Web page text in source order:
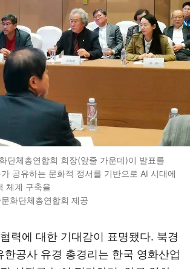
단체총연합회 회장(앞줄 가운데)이 발표를
공유하는 문화적 정서를 기반으로 AI 시대에
체계 구축을
화단체총연합회 제공
력에 대한 기대감이 표명됐다. 북경
한공사 유경 총경리는 한국 영화산업